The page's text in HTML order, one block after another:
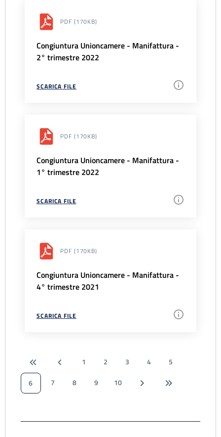
PDF (170KB)
Congiuntura Unioncamere - Manifattura -
2° trimestre 2022
SCARICA FILE
PDF (170KB)
Congiuntura Unioncamere - Manifattura -
1° trimestre 2022
SCARICA FILE
PDF (170KB)
Congiuntura Unioncamere - Manifattura -
4° trimestre 2021
SCARICA FILE
1 2 3 4
5
6
7 8 9 10